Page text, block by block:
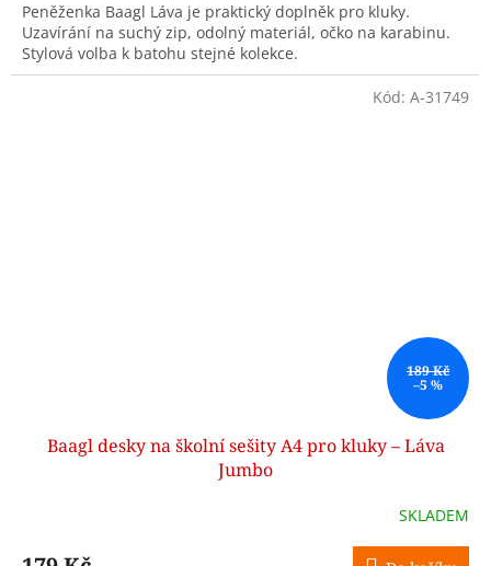
Peněženka Baagl Láva je praktický doplněk pro kluky.
Uzavírání na suchý zip, odolný materiál, očko na karabinu.
Stylová volba k batohu stejné kolekce.
189 Kč
–5 %
Baagl desky na školní sešity A4 pro kluky – Láva
Jumbo
SKLADEM
Kód: A-31749